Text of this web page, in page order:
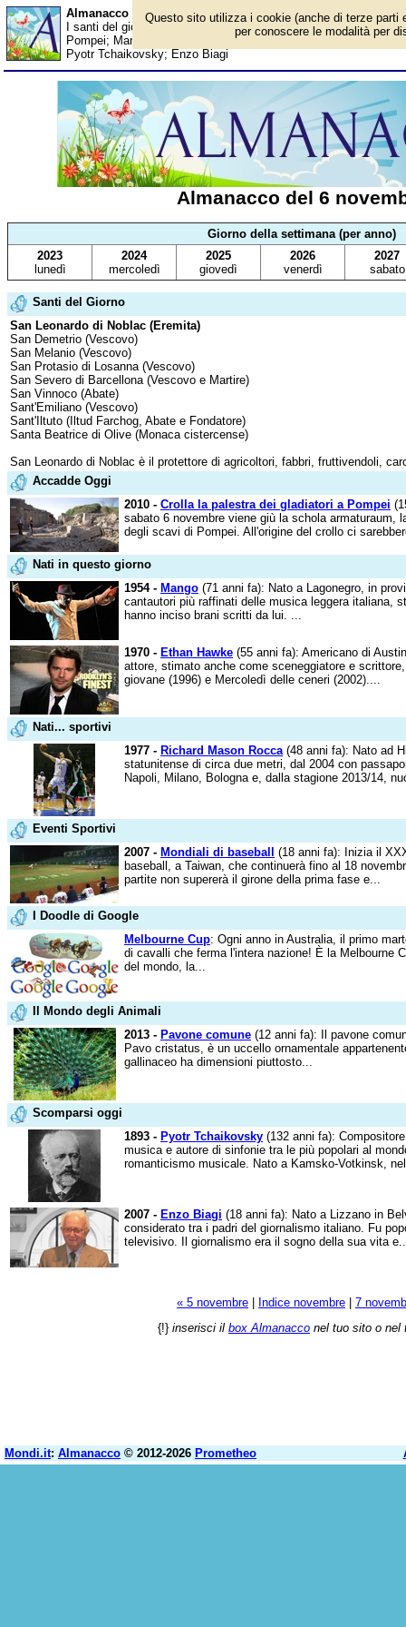
Almanacco del 6 novembre - Santi del giorno
I santi del giorno, eventi storici, successi sportivi, anniversari e
Pompei; Mango; Ethan Hawke; Richard Mason Rocca;
Pyotr Tchaikovsky; Enzo Biagi
Almanacco del 6
Giorno della settimana (per anno)
2023
lunedì
2024
mercoledì
2025
giovedì
2026
venerdì
2027
sabato
Santi del Giorno
San Leonardo di Noblac (Eremita)
San Demetrio (Vescovo)
San Melanio (Vescovo)
San Protasio di Losanna (Vescovo)
San Severo di Barcellona (Vescovo e Martire)
San Vinnoco (Abate)
Sant'Emiliano (Vescovo)
Sant'Iltuto (Iltud Farchog, Abate e Fondatore)
Santa Beatrice di Olive (Monaca cistercense)
San Leonardo di Noblac è il protettore di agricoltori, fabbri, fruttivendoli,
Accadde Oggi
2010 - Crolla la palestra dei gladiatori a Pompei
sabato 6 novembre viene giù la schola armaturaum,
degli scavi di Pompei. All'origine del crollo ci
Nati in questo giorno
1954 - Mango (71 anni fa): Nato a Lagonegro, in
cantautori più raffinati delle musica leggera italiana,
hanno inciso brani scritti da lui. ...
1970 - Ethan Hawke (55 anni fa): Americano di
attore, stimato anche come sceneggiatore e
giovane (1996) e Mercoledì delle ceneri (2002)....
Nati... sportivi
1977 - Richard Mason Rocca(48 anni fa): Nato ad
statunitense di circa due metri, dal 2004 con
Napoli, Milano, Bologna e, dalla stagione 2013/14,
Eventi Sportivi
2007 - Mondiali di baseball
(18 anni fa): Inizia il
baseball, a Taiwan, che continuerà fino al 18
partite non supererà il girone della prima fase e...
I Doodle di Google
Melbourne Cup: Ogni anno in Australia, il primo
di cavalli che ferma l'intera nazione! È la Melbourne
del mondo, la...
Il Mondo degli Animali
2013 - Pavone comune (12 anni fa): Il pavone
Pavo cristatus, è un uccello ornamentale
gallinaceo ha dimensioni piuttosto...
Scomparsi oggi
1893 - Pyotr Tchaikovsky (132 anni fa):
musica e autore di sinfonie tra le più popolari al
romanticismo musicale. Nato a Kamsko-Votkinsk,
2007 - Enzo Biagi (18 anni fa): Nato a Lizzano in
considerato tra i padri del giornalismo italiano. Fu
televisivo. Il giornalismo era il sogno della sua vita
« 5 novembre Indice novembre
7
{!} inserisci il box Almanacco nel tuo sito o nel
Mondi.it: Almanacco © 2012-2026 Prometheo
Questo sito utilizza i cookie (anche di terze parti
per conoscere le modalità per